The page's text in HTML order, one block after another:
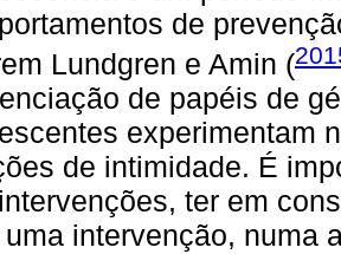
de
Lundgren e Amin (
de papéis de
experimentam
de intimidade. É
ter em
intervenção, numa